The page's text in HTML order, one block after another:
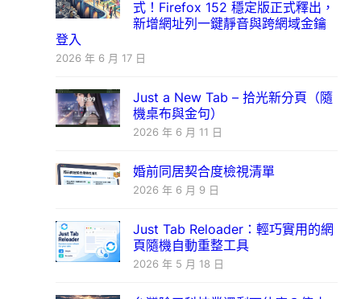
式！Firefox 152 穩定版正式釋出，
新增網址列一鍵靜音與跨網域金鑰
登入
2026 年 6 月 17 日
Just a New Tab – 拾光新分頁（隨
機桌布與金句）
2026 年 6 月 11 日
婚前同居契合度檢視清單
2026 年 6 月 9 日
Just Tab Reloader：輕巧實用的網
頁隨機自動重整工具
2026 年 5 月 18 日